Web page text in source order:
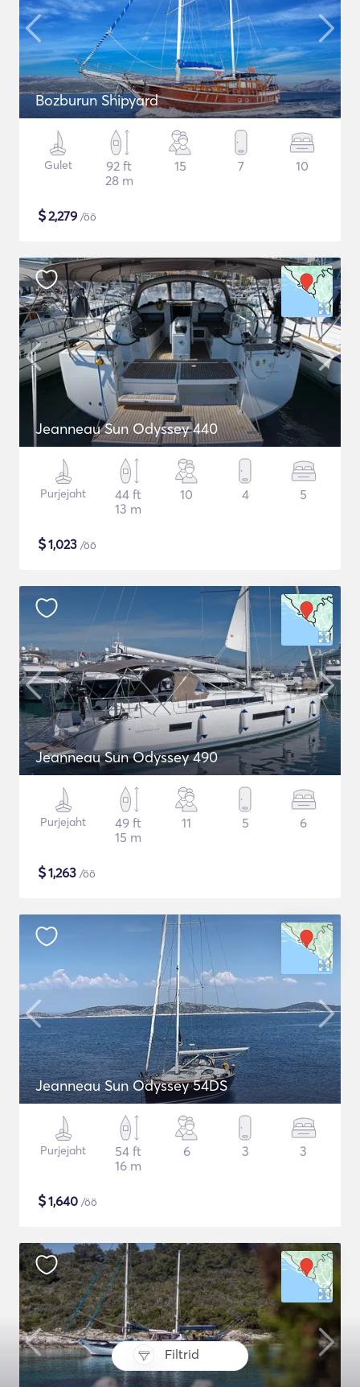
Filtrid
Bozburun Shipyard
Gulet
92 ft
28 m
15 7 10
$2,279 /öö
Jeanneau Sun Odyssey 440
Purjejaht
44 ft
13 m
10 4 5
$1,023 /öö
Jeanneau Sun Odyssey 490
Purjejaht
49 ft
15 m
11 5 6
$1,263 /öö
Jeanneau Sun Odyssey 54DS
Purjejaht
54 ft
16 m
6 3 3
$1,640 /öö